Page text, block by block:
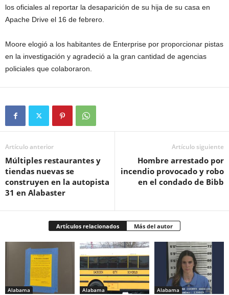
los oficiales al reportar la desaparición de su hija de su casa en
Apache Drive el 16 de febrero.
Moore elogió a los habitantes de Enterprise por proporcionar pistas
en la investigación y agradeció a la gran cantidad de agencias
policiales que colaboraron.
Artículo anterior
Múltiples restaurantes y
tiendas nuevas se
construyen en la autopista
31 en Alabaster
Artículo siguiente
Hombre arrestado por
incendio provocado y robo
en el condado de Bibb
Artículos relacionados Más del autor
Alabama Alabama Alabama